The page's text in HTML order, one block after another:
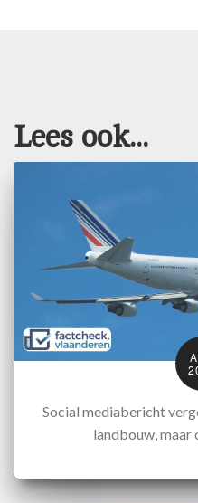
Lees ook...
Social mediabericht
landbouw,